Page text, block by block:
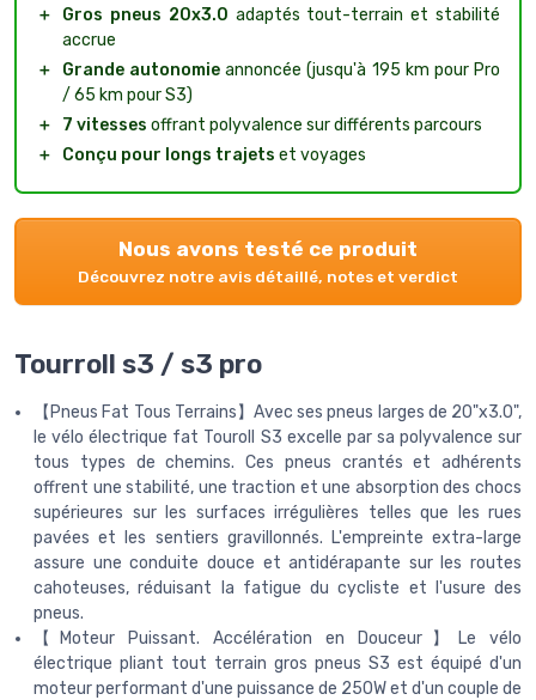
＋
Gros pneus 20x3.0 adaptés tout-terrain et stabilité
accrue
＋
Grande autonomie annoncée (jusqu'à 195 km pour Pro
/ 65 km pour S3)
＋
7 vitesses offrant polyvalence sur différents parcours
＋
Conçu pour longs trajets et voyages
Nous avons testé ce produit
Découvrez notre avis détaillé, notes et verdict
Tourroll s3 / s3 pro
【Pneus Fat Tous Terrains】Avec ses pneus larges de 20"x3.0",
le vélo électrique fat Touroll S3 excelle par sa polyvalence sur
tous types de chemins. Ces pneus crantés et adhérents
offrent une stabilité, une traction et une absorption des chocs
supérieures sur les surfaces irrégulières telles que les rues
pavées et les sentiers gravillonnés. L'empreinte extra-large
assure une conduite douce et antidérapante sur les routes
cahoteuses, réduisant la fatigue du cycliste et l'usure des
pneus.
【Moteur Puissant. Accélération en Douceur】Le vélo
électrique pliant tout terrain gros pneus S3 est équipé d'un
moteur performant d'une puissance de 250W et d'un couple de